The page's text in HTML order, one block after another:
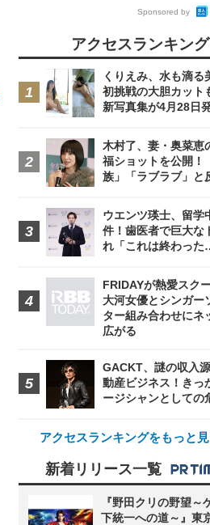
Sponsored by
アクセスランキング
くりえみ、水も滴る
初挑戦の大胆カット
新写真集が4月28日
木村了、妻・奥菜恵
福ショットを公開！
族」「ラブラブ」と
ウエンツ瑛士、留学
件！歯医者で巨大な
れ「これは終わった
FRIDAYが熱愛スク
大河女優とシンガー
ター組み合わせにネ
広がる
GACKT、謎の収入
動産ビジネス！きっ
ージシャンとしての
アクセスランキングをもっと
新着リリース一覧
『野田クリの野望～
下統一への道～』東